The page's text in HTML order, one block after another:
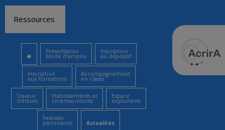
contenu
Ressources
Présentation
Mode d’emploi
Inscription
au dispositif
Inscription
aux formations
Accompagnement
en classe
Travaux
d’élèves
Etablissements et
cinémas inscrits
Espace
exploitants
Festivals
partenaires Actualités